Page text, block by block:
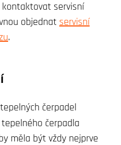
kontaktovat servisní
objednat servisní
.
čerpadel
tepelného čerpadla
měla být vždy nejprve